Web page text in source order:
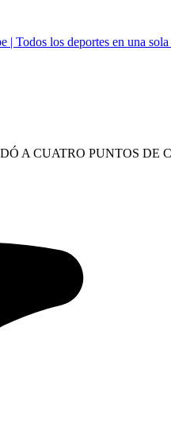
A CUATRO PUNTOS DE